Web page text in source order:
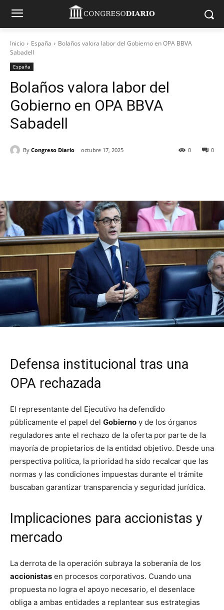
Inicio España
Bolaños valora labor del Gobierno en OPA BBVA
Sabadell
España
Bolaños valora labor del
Gobierno en OPA BBVA
Sabadell
By Congreso Diario octubre 17, 2025 0
0
Defensa institucional tras una
OPA rechazada
El representante del Ejecutivo ha defendido
públicamente el papel del Gobierno y de los órganos
reguladores ante el rechazo de la oferta por parte de la
mayoría de propietarios de la entidad objetivo. Desde una
perspectiva política, la prioridad ha sido recalcar que las
normas y las condiciones impuestas durante el trámite
buscaban garantizar transparencia y seguridad jurídica.
Implicaciones para accionistas y
mercado
La derrota de la operación subraya la soberanía de los
accionistas en procesos corporativos. Cuando una
propuesta no logra el apoyo necesario, el desenlace
obliga a ambas entidades a replantear sus estrategias